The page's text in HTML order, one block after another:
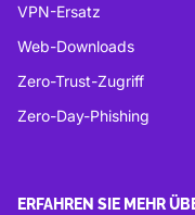
VPN-Ersatz
Web-Downloads
Zero-Trust-Zugriff
Zero-Day-Phishing
ERFAHREN SIE MEHR